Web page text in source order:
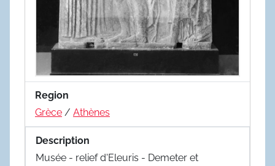
Region
Grèce / Athènes
Description
Musée - relief d'Eleuris - Demeter et